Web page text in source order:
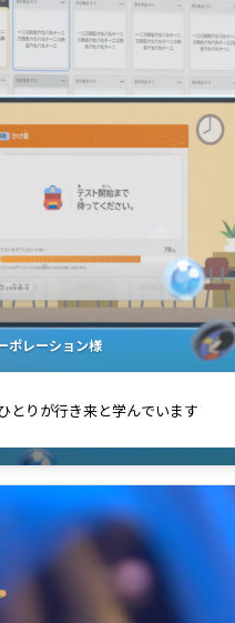
ポレーション様
とりが行き来と学んでいます
童生徒が「問題が解けてうれしい
い」を実感しています